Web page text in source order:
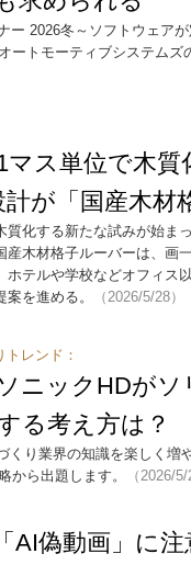
ー 2026冬～ソフトウェア
ートモーティブシステム
マス単位で木
が「国産木材
化する新たな試みが始ま
木材格子ルーバーは、画
テルや学校などオフィス
を進める。
（2026/5/28）
レンド：
ニックHDが
る考え方は？
り業界の知識を楽しく増
から出題します。
（2026/
AI偽動画」に